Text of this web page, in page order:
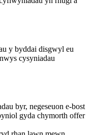
y byddai disgwyl eu
cysyniadau
byr, negeseuon e-bost
gyda chymorth offer